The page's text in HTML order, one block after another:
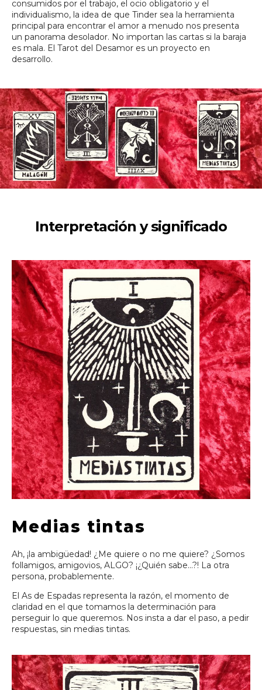
consumidos por el trabajo, el ocio obligatorio y el
individualismo, la idea de que Tinder sea la herramienta
principal para encontrar el amor a menudo nos presenta
un panorama desolador. No importan las cartas si la baraja
es mala. El Tarot del Desamor es un proyecto en
desarrollo.
Interpretación y significado
Medias tintas
Ah, ¡la ambigüedad! ¿Me quiere o no me quiere? ¿Somos
follamigos, amigovios, ALGO? ¡¿Quién sabe…?! La otra
persona, probablemente.
El As de Espadas representa la razón, el momento de
claridad en el que tomamos la determinación para
perseguir lo que queremos. Nos insta a dar el paso, a pedir
respuestas, sin medias tintas.